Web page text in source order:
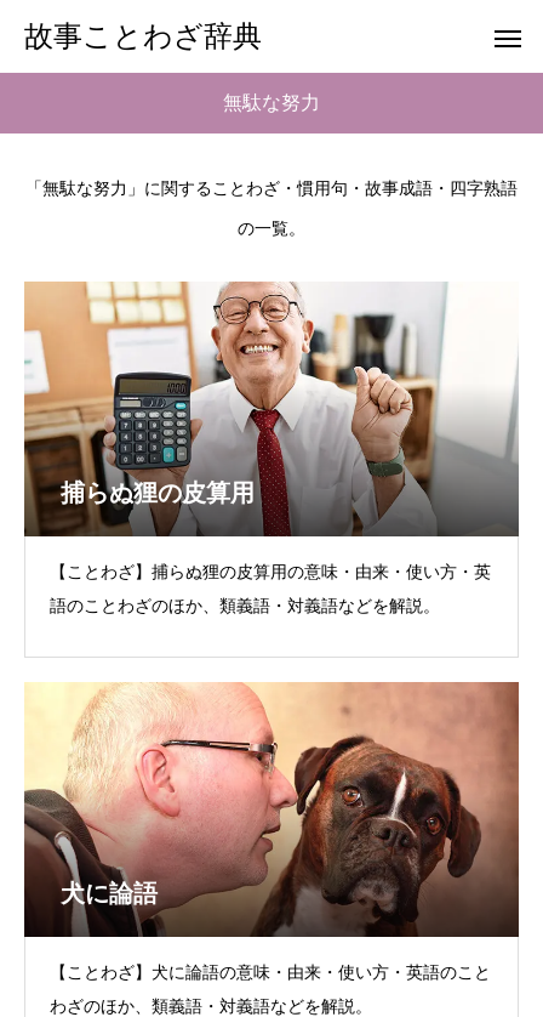
故事ことわざ辞典
無駄な努力
「無駄な努力」に関することわざ・慣用句・故事成語・四字熟語
の一覧。
捕らぬ狸の皮算用
【ことわざ】捕らぬ狸の皮算用の意味・由来・使い方・英
語のことわざのほか、類義語・対義語などを解説。
犬に論語
【ことわざ】犬に論語の意味・由来・使い方・英語のこと
わざのほか、類義語・対義語などを解説。